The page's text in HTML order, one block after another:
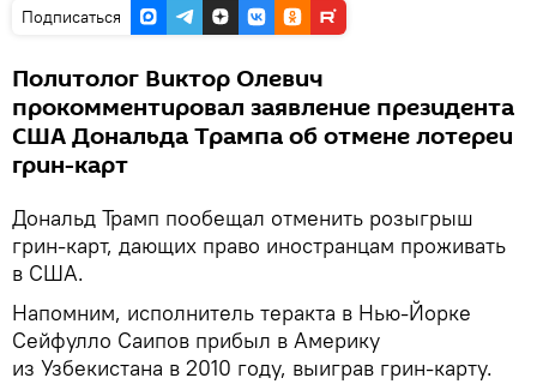
Подписаться
Политолог Виктор Олевич
прокомментировал заявление президента
США Дональда Трампа об отмене лотереи
грин-карт
Дональд Трамп пообещал отменить розыгрыш
грин-карт, дающих право иностранцам проживать
в США.
Напомним, исполнитель теракта в Нью-Йорке
Сейфулло Саипов прибыл в Америку
из Узбекистана в 2010 году, выиграв грин-карту.